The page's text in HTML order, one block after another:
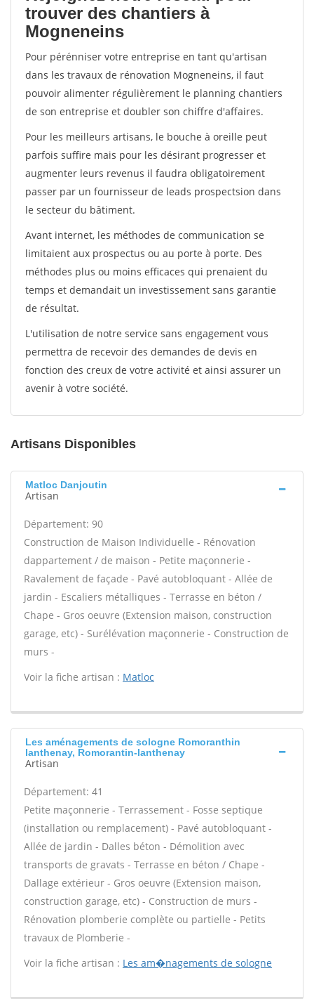
trouver des chantiers à
Mogneneins
Pour pérénniser votre entreprise en tant qu'artisan
dans les travaux de rénovation Mogneneins, il faut
pouvoir alimenter régulièrement le planning chantiers
de son entreprise et doubler son chiffre d'affaires.
Pour les meilleurs artisans, le bouche à oreille peut
parfois suffire mais pour les désirant progresser et
augmenter leurs revenus il faudra obligatoirement
passer par un fournisseur de leads prospectsion dans
le secteur du bâtiment.
Avant internet, les méthodes de communication se
limitaient aux prospectus ou au porte à porte. Des
méthodes plus ou moins efficaces qui prenaient du
temps et demandait un investissement sans garantie
de résultat.
L'utilisation de notre service sans engagement vous
permettra de recevoir des demandes de devis en
fonction des creux de votre activité et ainsi assurer un
avenir à votre société.
Artisans Disponibles
Matloc Danjoutin
Artisan
Département: 90
Construction de Maison Individuelle - Rénovation
dappartement / de maison - Petite maçonnerie -
Ravalement de façade - Pavé autobloquant - Allée de
jardin - Escaliers métalliques - Terrasse en béton /
Chape - Gros oeuvre (Extension maison, construction
garage, etc) - Surélévation maçonnerie - Construction de
murs -
Voir la fiche artisan : Matloc
Les aménagements de sologne Romoranthin
lanthenay, Romorantin-lanthenay
Artisan
Département: 41
Petite maçonnerie - Terrassement - Fosse septique
(installation ou remplacement) - Pavé autobloquant -
Allée de jardin - Dalles béton - Démolition avec
transports de gravats - Terrasse en béton / Chape -
Dallage extérieur - Gros oeuvre (Extension maison,
construction garage, etc) - Construction de murs -
Rénovation plomberie complète ou partielle - Petits
travaux de Plomberie -
Voir la fiche artisan : Les am�nagements de sologne